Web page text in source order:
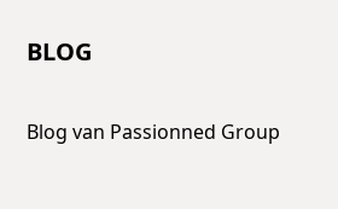
BLOG
Blog van Passionned Group